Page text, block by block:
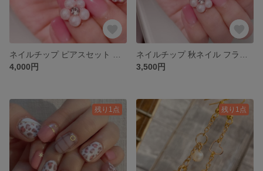
4,000円
3,500円
残り1点 残り1点